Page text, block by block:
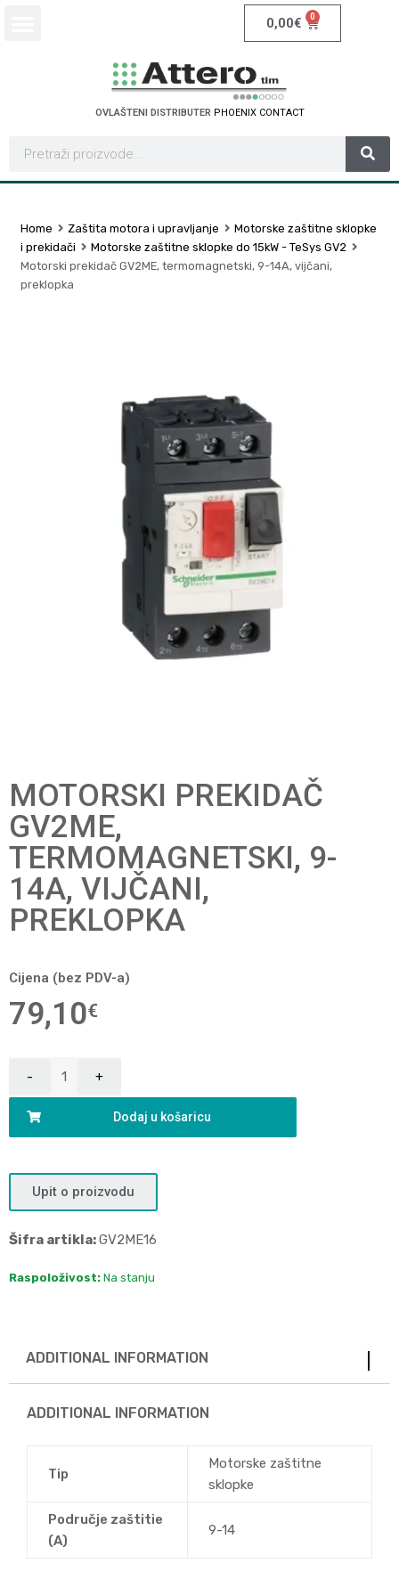
0,00€ 0
OVLAŠTENI DISTRIBUTER PHOENIX CONTACT
Home Zaštita motora i upravljanje
Motorske zaštitne sklopke
i prekidači
Motorske zaštitne sklopke do 15kW - TeSys GV2
Motorski prekidač GV2ME, termomagnetski, 9-14A, vijčani,
preklopka
MOTORSKI PREKIDAČ
GV2ME,
TERMOMAGNETSKI, 9-
14A, VIJČANI,
PREKLOPKA
Cijena (bez PDV-a)
79,10€
Dodaj u košaricu
Upit o proizvodu
Šifra artikla:GV2ME16
Raspoloživost: Na stanju
ADDITIONAL INFORMATION
ADDITIONAL INFORMATION
Tip
Motorske zaštitne
sklopke
Područje zaštitie
(A)
9-14